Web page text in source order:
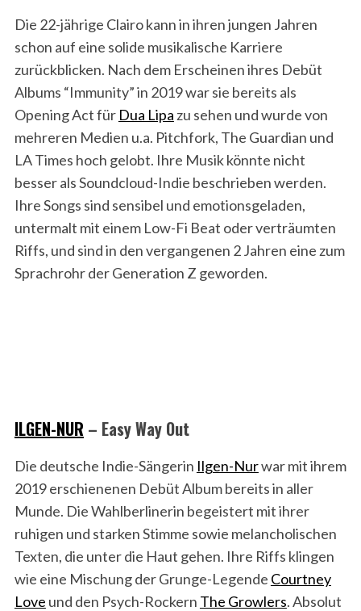
Die 22-jährige Clairo kann in ihren jungen Jahren
schon auf eine solide musikalische Karriere
zurückblicken. Nach dem Erscheinen ihres Debüt
Albums “Immunity” in 2019 war sie bereits als
Opening Act für Dua Lipa zu sehen und wurde von
mehreren Medien u.a. Pitchfork, The Guardian und
LA Times hoch gelobt. Ihre Musik könnte nicht
besser als Soundcloud-Indie beschrieben werden.
Ihre Songs sind sensibel und emotionsgeladen,
untermalt mit einem Low-Fi Beat oder verträumten
Riffs, und sind in den vergangenen 2 Jahren eine zum
Sprachrohr der Generation Z geworden.
ILGEN-NUR – Easy Way Out
Die deutsche Indie-Sängerin Ilgen-Nurwar mit ihrem
2019 erschienenen Debüt Album bereits in aller
Munde. Die Wahlberlinerin begeistert mit ihrer
ruhigen und starken Stimme sowie melancholischen
Texten, die unter die Haut gehen. Ihre Riffs klingen
wie eine Mischung der Grunge-Legende Courtney
Love und den Psych-Rockern The Growlers. Absolut